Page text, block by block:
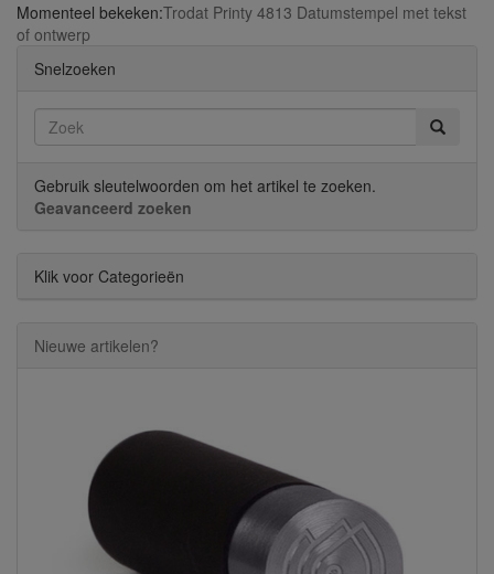
Momenteel bekeken:Trodat Printy 4813 Datumstempel met tekst
of ontwerp
Snelzoeken
Gebruik sleutelwoorden om het artikel te zoeken.
Geavanceerd zoeken
Klik voor Categorieën
Nieuwe artikelen?